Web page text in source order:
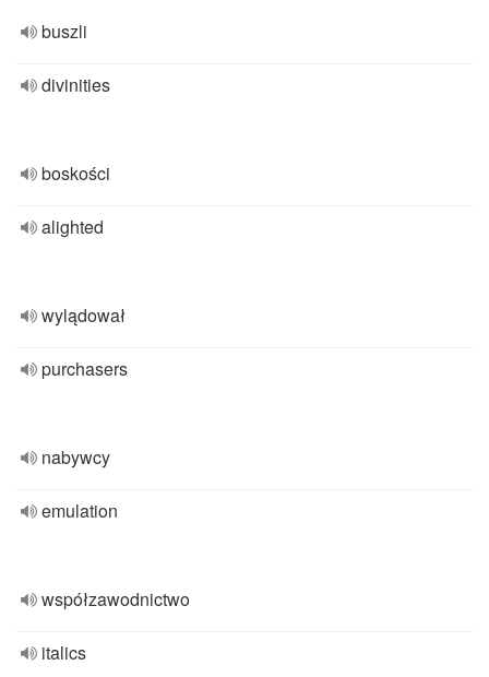
buszli
divinities
boskości
alighted
wylądował
purchasers
nabywcy
emulation
współzawodnictwo
italics